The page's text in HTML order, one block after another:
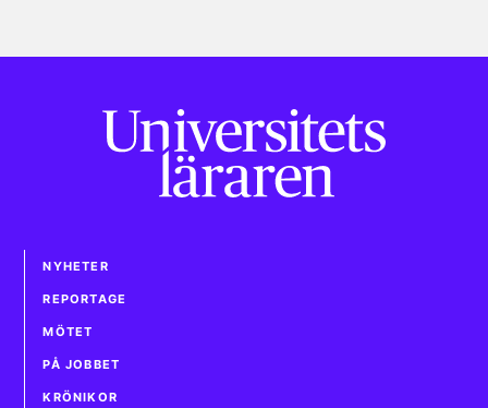
NYHETER
REPORTAGE
MÖTET
PÅ JOBBET
KRÖNIKOR